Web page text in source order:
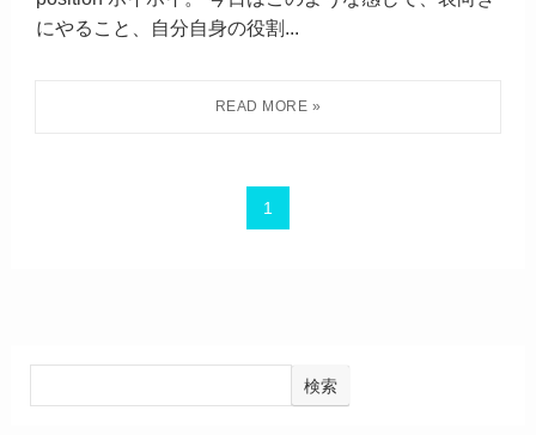
にやること、自分自身の役割...
1
検索